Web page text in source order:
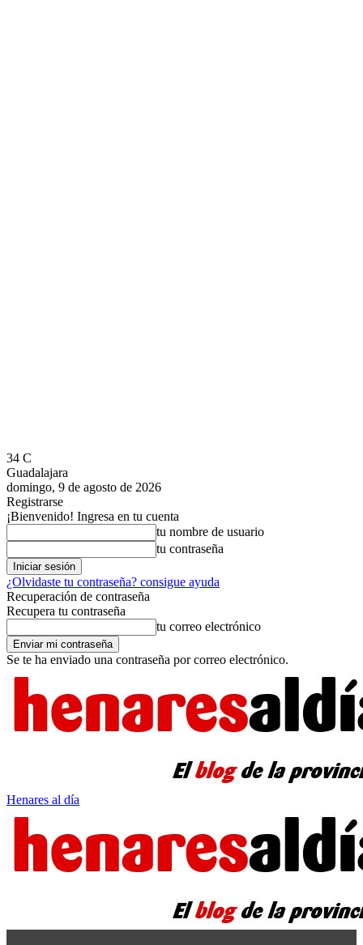
34 C
Guadalajara
domingo, 9 de agosto de 2026
Registrarse
¡Bienvenido! Ingresa en tu cuenta
tu nombre de usuario
tu contraseña
¿Olvidaste tu contraseña? consigue ayuda
Recuperación de contraseña
Recupera tu contraseña
tu correo electrónico
Se te ha enviado una contraseña por correo electrónico.
Henares al día